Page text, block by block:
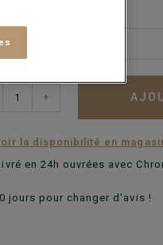
+
la disponibilité en
en 24h ouvrées avec
jours pour changer d'avis !